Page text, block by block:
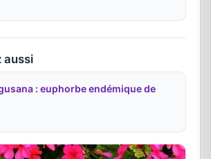
aussi
: euphorbe endémique de